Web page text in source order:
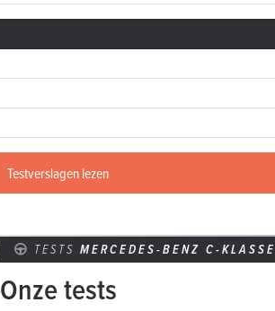
Testverslagen lezen
TESTSMERCEDES-BENZ C-KLASSE
Onze tests